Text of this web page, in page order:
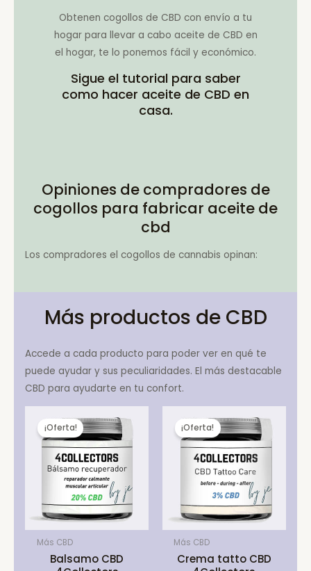
Obtenen cogollos de CBD con envío a tu
hogar para llevar a cabo aceite de CBD en
el hogar, te lo ponemos fácil y económico.
Sigue el tutorial para saber
como hacer aceite de CBD en
casa.
Opiniones de compradores de
cogollos para fabricar aceite de
cbd
Los compradores el cogollos de cannabis opinan:
Más productos de CBD
Accede a cada producto para poder ver en qué te
puede ayudar y sus peculiaridades. El más destacable
CBD para ayudarte en tu confort.
¡Oferta!
Más CBD
Balsamo CBD
¡Oferta!
Más CBD
Crema tatto CBD